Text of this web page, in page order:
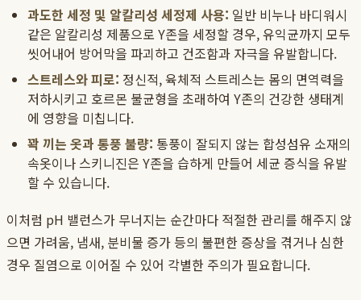
과도한 세정 및 알칼리성 세정제 사용: 일반 비누나 바디워시
같은 알칼리성 제품으로 Y존을 세정할 경우, 유익균까지 모두
씻어내어 방어막을 파괴하고 건조함과 자극을 유발합니다.
스트레스와 피로: 정신적, 육체적 스트레스는 몸의 면역력을
저하시키고 호르몬 불균형을 초래하여 Y존의 건강한 생태계
에 영향을 미칩니다.
꽉 끼는 옷과 통풍 불량: 통풍이 잘되지 않는 합성섬유 소재의
속옷이나 스키니진은 Y존을 습하게 만들어 세균 증식을 유발
할 수 있습니다.
이처럼 pH 밸런스가 무너지는 순간마다 적절한 관리를 해주지 않
으면 가려움, 냄새, 분비물 증가 등의 불편한 증상을 겪거나 심한
경우 질염으로 이어질 수 있어 각별한 주의가 필요합니다.